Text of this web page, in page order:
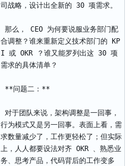
司战略，设计出全新的 30 项需求。
那么， CEO 为何要说服业务部门配
合调整？谁来重新定义技术部门的 KP
I 或 OKR ？谁又能罗列出这 30 项
需求的具体清单？
**问题二：**
对于团队来说，架构调整是一回事，
行为模式又是另一回事。表面上看，需
求数量减少了，工作更轻松了；但实际
上，人人都要设法对齐 OKR 、熟悉业
务、思考产品，代码背后的工作变多